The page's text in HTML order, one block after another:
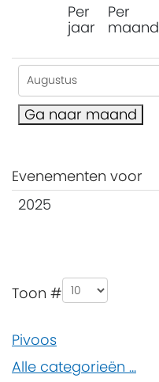
Per
jaar
Per
maand
Ga naar maand
Evenementen voor
2025
Pagination List Limit
Toon #
Pivoos
Alle categorieën ...